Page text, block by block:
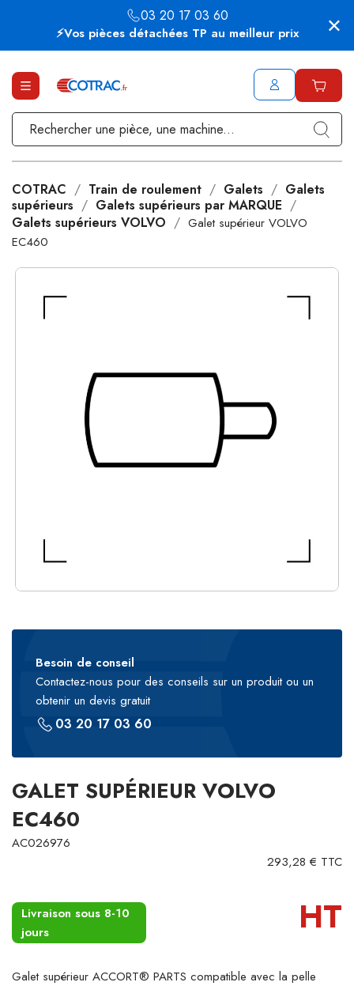
⚡Vos pièces détachées TP au meilleur prix
03 20 17 03 60
COTRAC Train de roulement Galets
Galets
supérieurs
Galets supérieurs par MARQUE
Galets supérieurs VOLVO
Galet supérieur VOLVO
EC460
Besoin de conseil
Contactez-nous pour des conseils sur un produit ou un
obtenir un devis gratuit
03 20 17 03 60
GALET SUPÉRIEUR VOLVO
EC460
AC026976
293,28 € TTC
Livraison sous 8-10
jours
HT
Galet supérieur ACCORT® PARTS compatible avec la pelle